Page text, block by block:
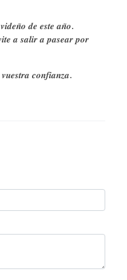
𝒅𝒆 𝒆𝒔𝒕𝒆 𝒂𝒏̃𝒐.
𝒂 𝒔𝒂𝒍𝒊𝒓 𝒂 𝒑𝒂𝒔𝒆𝒂𝒓 𝒑𝒐𝒓
𝒄𝒐𝒏𝒇𝒊𝒂𝒏𝒛𝒂.